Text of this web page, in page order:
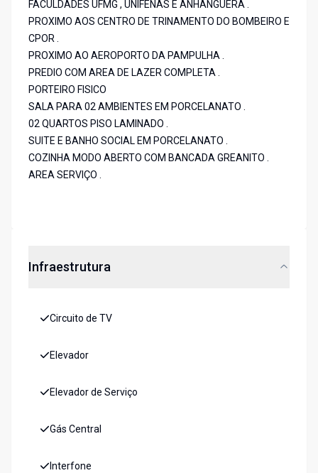
FACULDADES UFMG , UNIFENAS E ANHANGUERA .
PROXIMO AOS CENTRO DE TRINAMENTO DO BOMBEIRO E
CPOR .
PROXIMO AO AEROPORTO DA PAMPULHA .
PREDIO COM AREA DE LAZER COMPLETA .
PORTEIRO FISICO
SALA PARA 02 AMBIENTES EM PORCELANATO .
02 QUARTOS PISO LAMINADO .
SUITE E BANHO SOCIAL EM PORCELANATO .
COZINHA MODO ABERTO COM BANCADA GREANITO .
AREA SERVIÇO .
Infraestrutura
Circuito de TV
Elevador
Elevador de Serviço
Gás Central
Interfone